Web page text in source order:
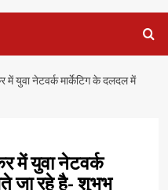
युवा नेटवर्क मार्केटिग के दलदल में
में युवा नेटवर्क
जा रहे है- शुभभ